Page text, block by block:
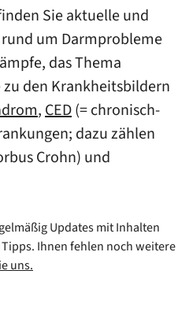
Sie aktuelle und
um Darmprobleme
das Thema
zu den Krankheitsbildern
,CED(= chronisch-
dazu zählen
Crohn) und
Updates mit Inhalten
Ihnen fehlen noch weitere
uns.